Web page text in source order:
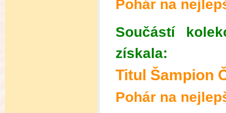
Pohár na
Součástí
získala:
Titul Šampion
Pohár na